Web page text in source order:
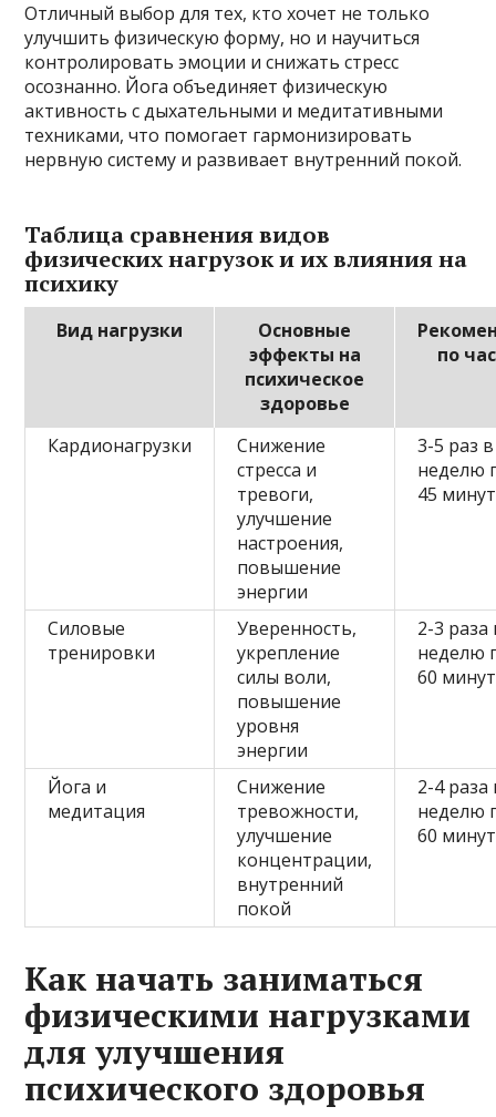
Отличный выбор для тех, кто хочет не только
улучшить физическую форму, но и научиться
контролировать эмоции и снижать стресс
осознанно. Йога объединяет физическую
активность с дыхательными и медитативными
техниками, что помогает гармонизировать
нервную систему и развивает внутренний покой.
Таблица сравнения видов
физических нагрузок и их влияния на
психику
Вид нагрузки
Основные
эффекты на
психическое
здоровье
по
Кардионагрузки
Снижение
стресса и
тревоги,
улучшение
настроения,
повышение
энергии
3-5 раз в
неделю
45 минут
Силовые
тренировки
Уверенность,
укрепление
силы воли,
повышение
уровня
энергии
2-3 раза
неделю
60 минут
Йога и
медитация
Снижение
тревожности,
улучшение
концентрации,
внутренний
покой
2-4 раза
неделю
60 минут
Как начать заниматься
физическими нагрузками
для улучшения
психического здоровья